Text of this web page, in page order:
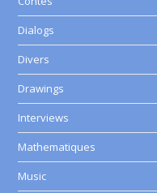
Dialogs
Divers
Drawings
Interviews
Mathematiques
Music